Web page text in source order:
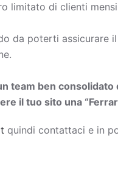
limitato di clienti
da poterti assicurare
team ben
il tuo sito una
quindi contattaci e in